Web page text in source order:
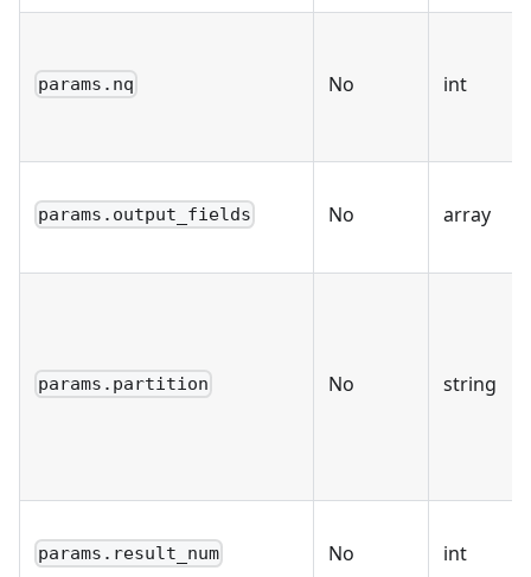
params.nq No int
params.output_fields No array
params.partition No string
params.result_num No int